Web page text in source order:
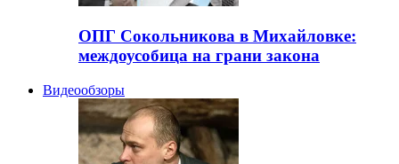
ОПГ Сокольникова в Михайловке:
междоусобица на грани закона
Видеообзоры